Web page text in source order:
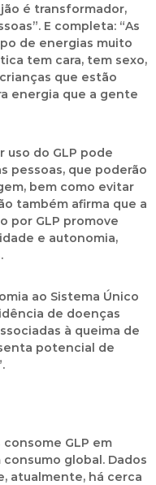
é transformador,
E completa: “As
de energias muito
tem cara, tem sexo,
que estão
energia que a gente
uso do GLP pode
pessoas, que poderão
bem como evitar
também afirma que a
por GLP promove
e autonomia,
ao Sistema Único
de doenças
à queima de
potencial de
GLP em
consumo global. Dados
atualmente, há cerca